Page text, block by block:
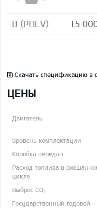
B (PHEV) 15
Скачать спецификацию в
ЦЕНЫ